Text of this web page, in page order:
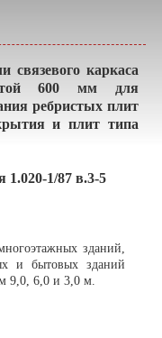
связевого каркаса
600 мм для
ребристых плит
и плит типа
1.020-1/87 в.3-5
зданий,
и бытовых зданий
9,0, 6,0 и 3,0 м.